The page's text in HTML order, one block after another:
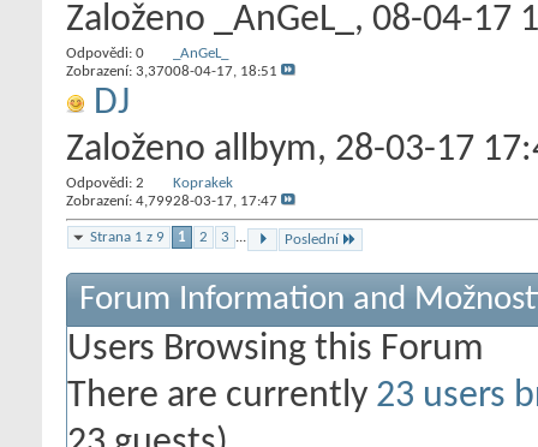
Založeno
_AnGeL_ ‎, 08-04-17
Odpovědi: 0
Zobrazení: 3,370
_AnGeL_
08-04-17, 18:51
DJ
Založeno allbym‎, 28-03-17
Odpovědi: 2
Zobrazení: 4,799
Koprakek
28-03-17, 17:47
Strana 1 z 9 1 2 3 ... Poslední
Forum Information and
Users Browsing this Forum
There are currently 23 users